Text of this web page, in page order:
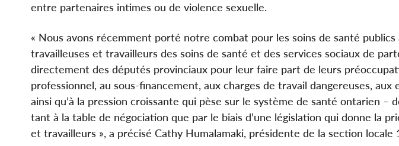
entre partenaires intimes ou de violence sexuelle.
« Nous avons récemment porté notre combat pour les soins de santé publics
travailleuses et travailleurs des soins de santé et des services sociaux de
directement des députés provinciaux pour leur faire part de leurs
professionnel, au sous-financement, aux charges de travail dangereuses,
ainsi qu’à la pression croissante qui pèse sur le système de santé ontarien –
tant à la table de négociation que par le biais d’une législation qui donne la
et travailleurs », a précisé Cathy Humalamaki, présidente de la section locale